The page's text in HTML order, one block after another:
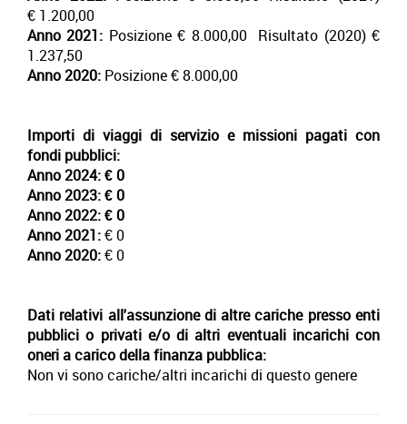
€ 1.200,00
Anno 2021: Posizione € 8.000,00 Risultato (2020) €
1.237,50
Anno 2020: Posizione € 8.000,00
Importi di viaggi di servizio e missioni pagati con
fondi pubblici:
Anno 2024:€ 0
Anno 2023:€ 0
Anno 2022:€ 0
Anno 2021:€ 0
Anno 2020:€ 0
Dati relativi all'assunzione di altre cariche presso enti
pubblici o privati e/o di altri eventuali incarichi con
oneri a carico della finanza pubblica:
Non vi sono cariche/altri incarichi di questo genere